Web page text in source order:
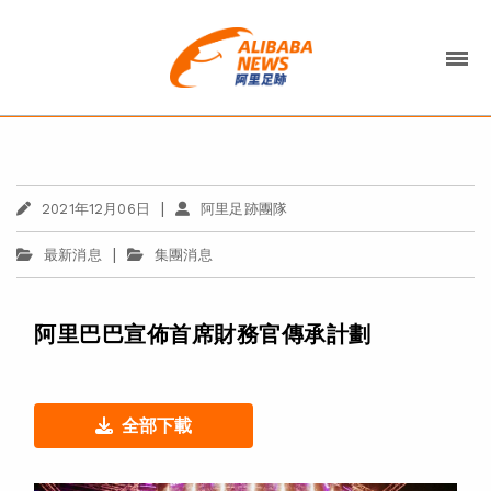
2021年12月06日 | 阿里足跡團隊
最新消息 | 集團消息
阿里巴巴宣佈首席財務官傳承計劃
全部下載